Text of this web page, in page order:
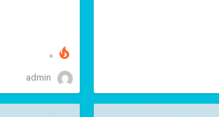
admin